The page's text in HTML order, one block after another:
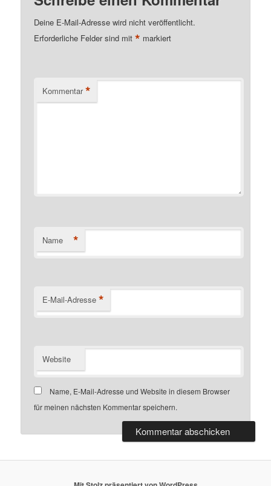
Deine E-Mail-Adresse wird nicht veröffentlicht.
Erforderliche Felder sind mit* markiert
Kommentar *
Name *
E-Mail-Adresse *
Website
Name, E-Mail-Adresse und Website in diesem Browser
für meinen nächsten Kommentar speichern.